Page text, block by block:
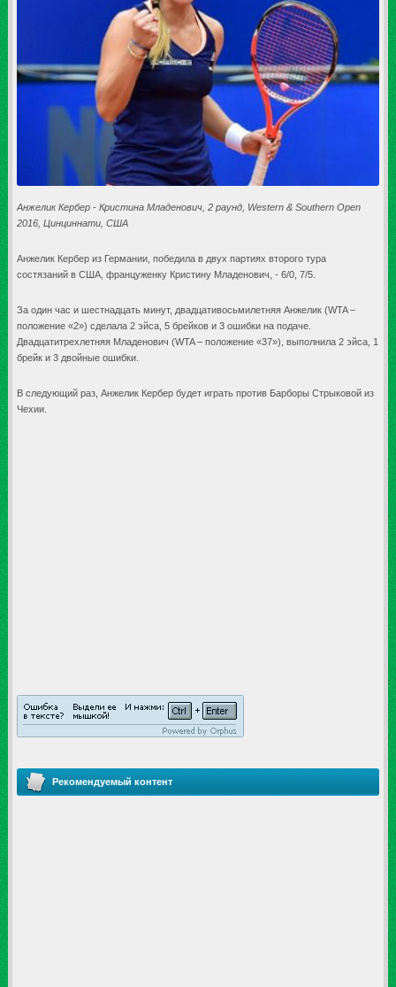
Анжелик Кербер - Кристина Младенович, 2 раунд, Western & Southern Open
2016, Цинциннати, США
Анжелик Кербер из Германии, победила в двух партиях второго тура
состязаний в США, француженку Кристину Младенович, - 6/0, 7/5.
За один час и шестнадцать минут, двадцативосьмилетняя Анжелик (WTA –
положение «2») сделала 2 эйса, 5 брейков и 3 ошибки на подаче.
Двадцатитрехлетняя Младенович (WTA – положение «37»), выполнила 2 эйса, 1
брейк и 3 двойные ошибки.
В следующий раз, Анжелик Кербер будет играть против Барборы Стрыковой из
Чехии.
Рекомендуемый контент